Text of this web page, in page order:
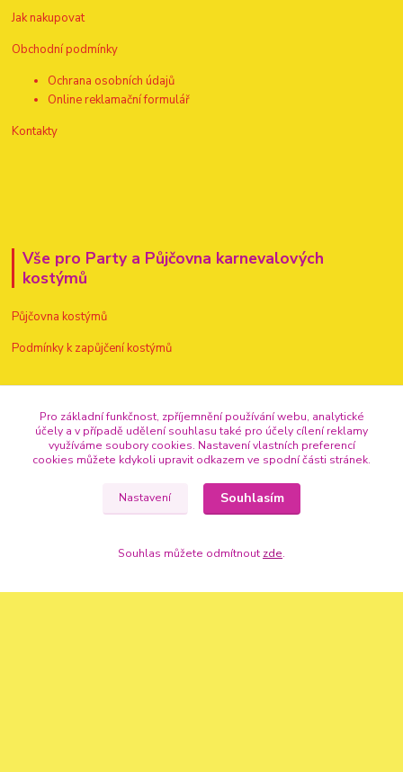
Jak nakupovat
Obchodní podmínky
Ochrana osobních údajů
Online reklamační formulář
Kontakty
Vše pro Party a Půjčovna karnevalových
kostýmů
Půjčovna kostýmů
Podmínky k zapůjčení kostýmů
Pro základní funkčnost, zpříjemnění používání webu, analytické
účely a v případě udělení souhlasu také pro účely cílení reklamy
využíváme soubory cookies. Nastavení vlastních preferencí
cookies můžete kdykoli upravit odkazem ve spodní části stránek.
Nastavení Souhlasím
Souhlas můžete odmítnout zde.